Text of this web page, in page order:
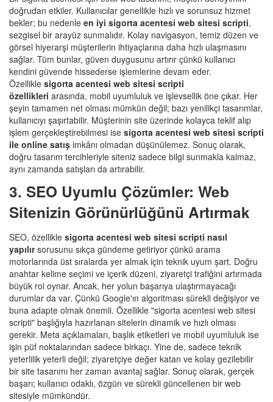
doğrudan etkiler. Kullanıcılar genellikle hızlı ve sorunsuz hizmet
bekler; bu nedenle en iyi sigorta acentesi web sitesi scripti,
sezgisel bir arayüz sunmalıdır. Kolay navigasyon, temiz düzen ve
görsel hiyerarşi müşterilerin ihtiyaçlarına daha hızlı ulaşmasını
sağlar. Tüm bunlar, güven duygusunu artırır çünkü kullanıcı
kendini güvende hissederse işlemlerine devam eder.
Özellikle sigorta acentesi web sitesi scripti
özellikleri arasında, mobil uyumluluk ve işlevsellik öne çıkar. Her
şeyin tamamen net olması mümkün değil; bazı yenilikçi tasarımlar,
kullanıcıyı şaşırtabilir. Müşterinin site üzerinde kolayca teklif alıp
işlem gerçekleştirebilmesi ise sigorta acentesi web sitesi scripti
ile online satış imkânı olmadan düşünülemez. Sonuç olarak,
doğru tasarım tercihleriyle siteniz sadece bilgi sunmakla kalmaz,
aynı zamanda satışları da artırabilir.
3. SEO Uyumlu Çözümler: Web
Sitenizin Görünürlüğünü Artırmak
SEO, özellikle sigorta acentesi web sitesi scripti nasıl
yapılırsorusunu sıkça gündeme getiriyor çünkü arama
motorlarında üst sıralarda yer almak için teknik uyum şart. Doğru
anahtar kelime seçimi ve içerik düzeni, ziyaretçi trafiğini artırmada
büyük rol oynar. Ancak, her yolun başarıya ulaştırmayacağı
durumlar da var. Çünkü Google'ın algoritması sürekli değişiyor ve
buna adapte olmak önemli. Özellikle "sigorta acentesi web sitesi
scripti" başlığıyla hazırlanan sitelerin dinamik ve hızlı olması
gerekir. Meta açıklamaları, başlık etiketleri ve mobil uyumluluk ise
işin püf noktalarından sadece birkaçı. Yine de, sadece teknik
yeterlilik yeterli değil; ziyaretçiye değer katan ve kolay gezilebilir
bir site tasarımı her zaman avantaj sağlar. Sonuç olarak, gerçek
başarı; kullanıcı odaklı, özgün ve sürekli güncellenen bir web
sitesiyle mümkündür.